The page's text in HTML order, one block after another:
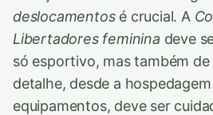
deslocamentosé crucial. A
Libertadores feminina deve
só esportivo, mas também
detalhe, desde a
equipamentos, deve ser